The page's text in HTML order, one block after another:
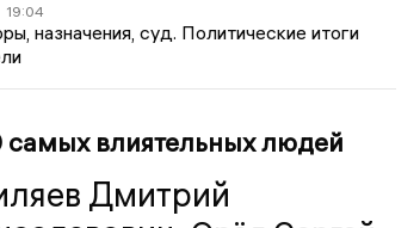
19:04
назначения, суд. Политические итоги
самых влиятельных людей
Дмитрий